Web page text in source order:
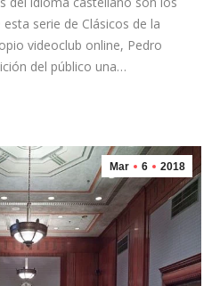
serie de Clásicos de la
videoclub online, Pedro
del público una…
Mar 6 2018